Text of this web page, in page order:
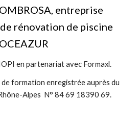
OMBROSA, entreprise
rénovation de piscine
OCEAZUR
en partenariat avec Formaxl.
formation enregistrée auprès du
Alpes N° 84 69 18390 69.